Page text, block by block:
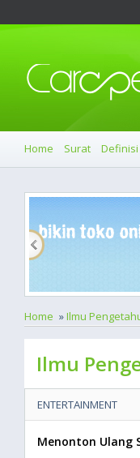
Home Surat Definisi
Home »Ilmu
Ilmu
ENTERTAINMENT
Menonton Ulang